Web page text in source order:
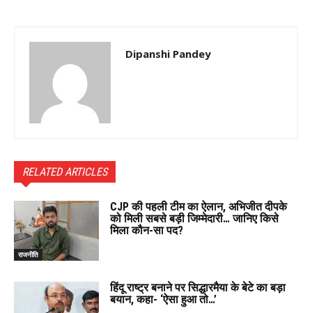
Dipanshi Pandey
RELATED ARTICLES
राजनीति
CJP की पहली टीम का ऐलान, अभिजीत दीपके
को मिली सबसे बड़ी जिम्मेदारी… जानिए किसे
मिला कौन-सा पद?
हिंदू राष्ट्र बनाने पर सिद्धारमैया के बेटे का बड़ा
बयान, कहा- ‘ऐसा हुआ तो…’